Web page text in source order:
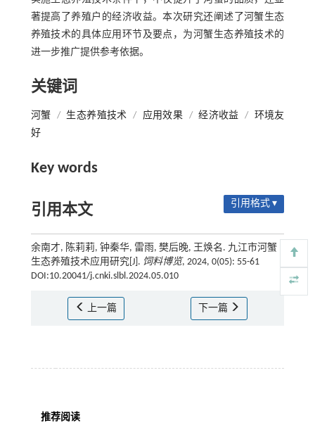
著提高了养殖户的经济收益。本次研究还阐述了河蟹生态
养殖技术的具体应用环节及要点，为河蟹生态养殖技术的
进一步推广提供参考依据。
关键词
河蟹 / 生态养殖技术 / 应用效果 / 经济收益 / 环境友
好
Key words
引用本文 引用格式 ▾
余南才, 陈莉莉, 钟秦华, 雷雨, 樊后晚, 王焕名. 九江市河蟹
生态养殖技术应用研究[J]. 饲料博览, 2024, 0(05): 55-61
DOI:10.20041/j.cnki.slbl.2024.05.010
上一篇 下一篇